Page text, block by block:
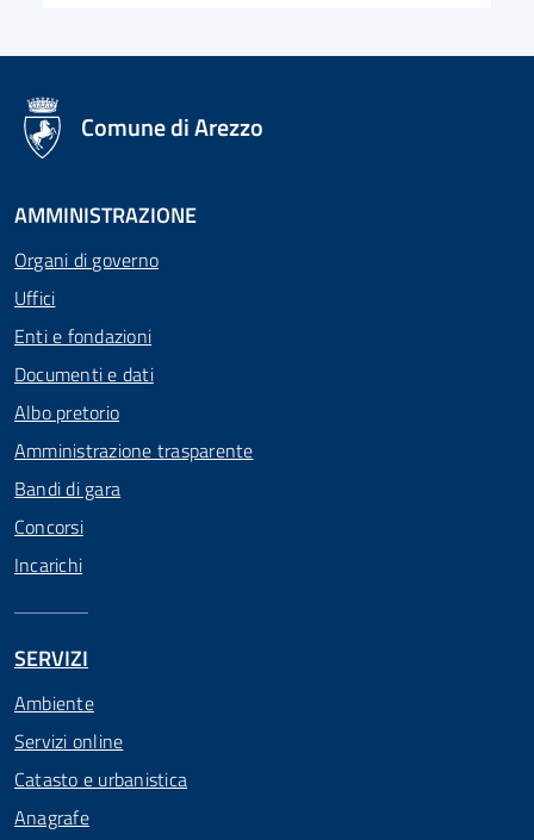
logo Unione Europea
Comune di Arezzo
AMMINISTRAZIONE
Organi di governo
Uffici
Enti e fondazioni
Documenti e dati
Albo pretorio
Amministrazione trasparente
Bandi di gara
Concorsi
Incarichi
SERVIZI
Ambiente
Servizi online
Catasto e urbanistica
Anagrafe